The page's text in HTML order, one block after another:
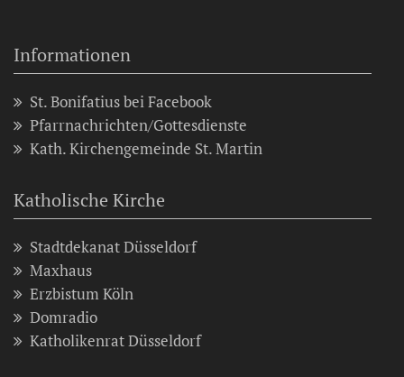
Informationen
St. Bonifatius bei Facebook
Pfarrnachrichten/Gottesdienste
Kath. Kirchengemeinde St. Martin
Katholische Kirche
Stadtdekanat Düsseldorf
Maxhaus
Erzbistum Köln
Domradio
Katholikenrat Düsseldorf